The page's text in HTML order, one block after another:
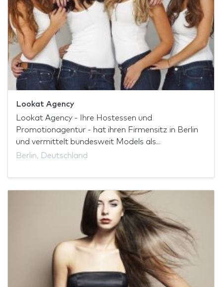
Lookat Agency
Lookat Agency - Ihre Hostessen und
Promotionagentur - hat ihren Firmensitz in Berlin
und vermittelt bundesweit Models als...
Berlin, Deutschland